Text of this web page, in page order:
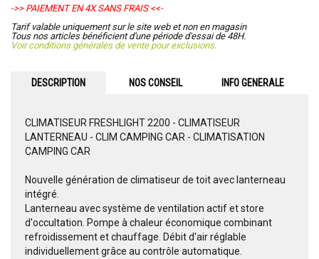
->> PAIEMENT EN 4X SANS FRAIS <<-
Tarif valable uniquement sur le site web et non en magasin
Tous nos articles bénéficient d'une période d'essai de 48H.
Voir conditions générales de vente pour exclusions.
DESCRIPTION NOS CONSEIL INFO GENERALE
CLIMATISEUR FRESHLIGHT 2200 - CLIMATISEUR
LANTERNEAU - CLIM CAMPING CAR - CLIMATISATION
CAMPING CAR
Nouvelle génération de climatiseur de toit avec lanterneau
intégré.
Lanterneau avec système de ventilation actif et store
d'occultation. Pompe à chaleur économique combinant
refroidissement et chauffage. Débit d'air réglable
individuellement grâce au contrôle automatique.